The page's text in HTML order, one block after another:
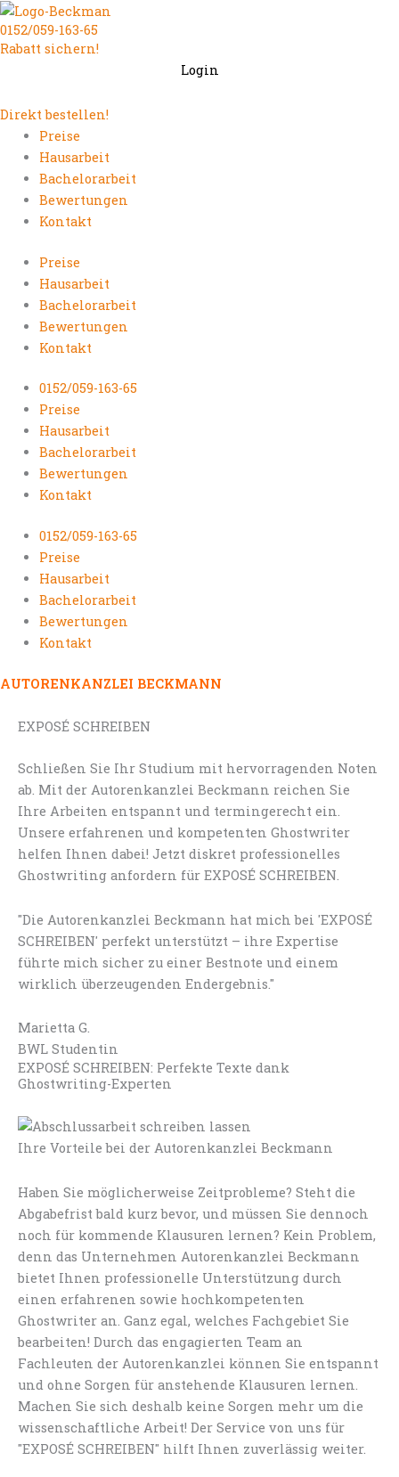
Zum
Inhalt
springen
0152/059-163-65
Rabatt sichern!
Login
Direkt bestellen!
Preise
Hausarbeit
Bachelorarbeit
Bewertungen
Kontakt
Preise
Hausarbeit
Bachelorarbeit
Bewertungen
Kontakt
0152/059-163-65
Preise
Hausarbeit
Bachelorarbeit
Bewertungen
Kontakt
0152/059-163-65
Preise
Hausarbeit
Bachelorarbeit
Bewertungen
Kontakt
AUTORENKANZLEI BECKMANN
EXPOSÉ SCHREIBEN
Schließen Sie Ihr Studium mit hervorragenden Noten
ab. Mit der Autorenkanzlei Beckmann reichen Sie
Ihre Arbeiten entspannt und termingerecht ein.
Unsere erfahrenen und kompetenten Ghostwriter
helfen Ihnen dabei! Jetzt diskret professionelles
Ghostwriting anfordern für EXPOSÉ SCHREIBEN.
"Die Autorenkanzlei Beckmann hat mich bei 'EXPOSÉ
SCHREIBEN' perfekt unterstützt – ihre Expertise
führte mich sicher zu einer Bestnote und einem
wirklich überzeugenden Endergebnis."
Marietta G.
BWL Studentin
EXPOSÉ SCHREIBEN: Perfekte Texte dank
Ghostwriting-Experten
Ihre Vorteile bei der Autorenkanzlei Beckmann
Haben Sie möglicherweise Zeitprobleme? Steht die
Abgabefrist bald kurz bevor, und müssen Sie dennoch
noch für kommende Klausuren lernen? Kein Problem,
denn das Unternehmen Autorenkanzlei Beckmann
bietet Ihnen professionelle Unterstützung durch
einen erfahrenen sowie hochkompetenten
Ghostwriter an. Ganz egal, welches Fachgebiet Sie
bearbeiten! Durch das engagierten Team an
Fachleuten der Autorenkanzlei können Sie entspannt
und ohne Sorgen für anstehende Klausuren lernen.
Machen Sie sich deshalb keine Sorgen mehr um die
wissenschaftliche Arbeit! Der Service von uns für
"EXPOSÉ SCHREIBEN" hilft Ihnen zuverlässig weiter.